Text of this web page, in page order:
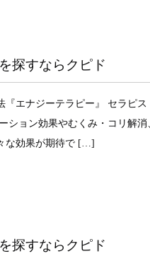
探すならクピド
エナジーテラピー』 セラピ
ション効果やむくみ・コリ解
な効果が期待で […]
探すならクピド